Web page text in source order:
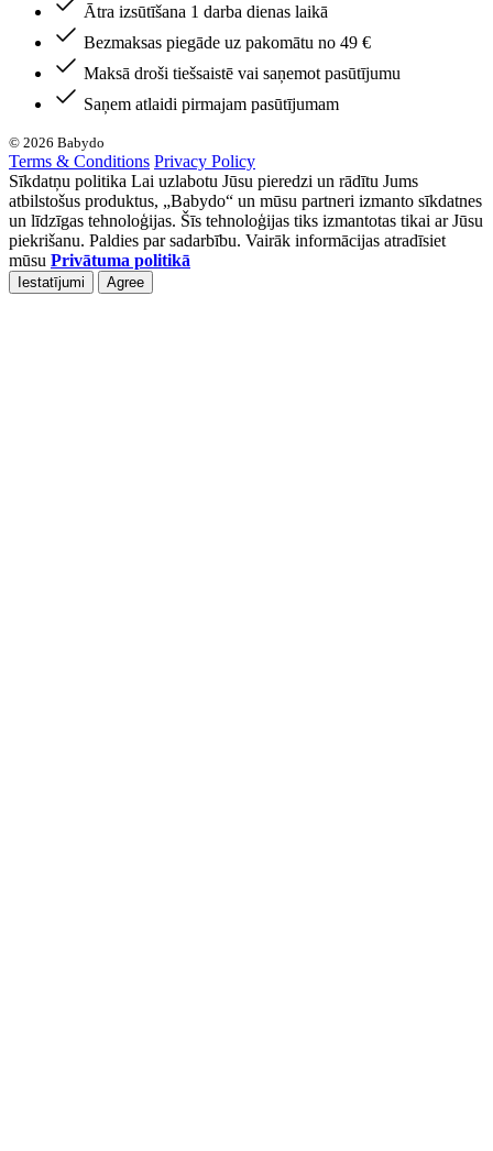
Ātra izsūtīšana 1 darba dienas laikā
Bezmaksas piegāde uz pakomātu no 49 €
Maksā droši tiešsaistē vai saņemot pasūtījumu
Saņem atlaidi pirmajam pasūtījumam
© 2026 Babydo
Terms & Conditions Privacy Policy
Sīkdatņu politika Lai uzlabotu Jūsu pieredzi un rādītu Jums
atbilstošus produktus, „Babydo“ un mūsu partneri izmanto sīkdatnes
un līdzīgas tehnoloģijas. Šīs tehnoloģijas tiks izmantotas tikai ar Jūsu
piekrišanu. Paldies par sadarbību. Vairāk informācijas atradīsiet
mūsu Privātuma politikā
Iestatījumi Agree